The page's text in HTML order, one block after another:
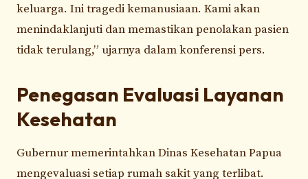
keluarga. Ini tragedi kemanusiaan. Kami akan
menindaklanjuti dan memastikan penolakan pasien
tidak terulang,” ujarnya dalam konferensi pers.
Penegasan Evaluasi Layanan
Kesehatan
Gubernur memerintahkan Dinas Kesehatan Papua
mengevaluasi setiap rumah sakit yang terlibat.